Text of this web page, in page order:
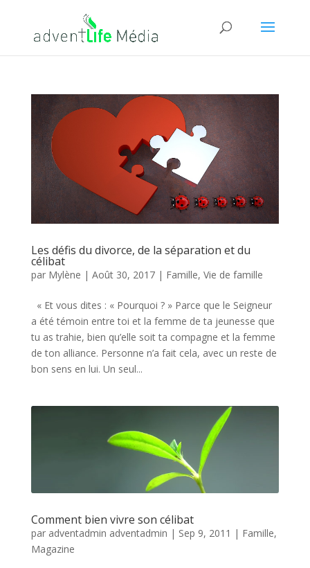
Les défis du divorce, de la séparation et du
célibat
par Mylène | Août 30, 2017| Famille, Vie de famille
« Et vous dites : « Pourquoi ? » Parce que le Seigneur
a été témoin entre toi et la femme de ta jeunesse que
tu as trahie, bien qu’elle soit ta compagne et la femme
de ton alliance. Personne n’a fait cela, avec un reste de
bon sens en lui. Un seul...
Comment bien vivre son célibat
par adventadmin adventadmin | Sep 9, 2011 | Famille,
Magazine